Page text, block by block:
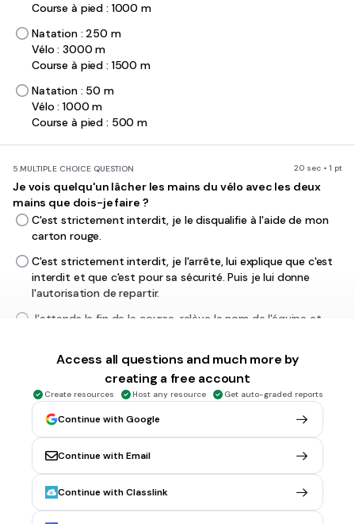
Course à pied : 1000 m
Natation : 250 m
Vélo : 3000 m
Course à pied : 1500 m
Natation : 50 m
Vélo : 1000 m
Course à pied : 500 m
5.MULTIPLE CHOICE QUESTION 20 sec • 1 pt
Je vois quelqu'un lâcher les mains du vélo avec les deux
mains que dois-je faire ?
C'est strictement interdit, je le disqualifie à l'aide de mon
carton rouge.
C'est strictement interdit, je l'arrête, lui explique que c'est
interdit et que c'est pour sa sécurité. Puis je lui donne
l'autorisation de repartir.
J'attends la fin de la course, relève le nom de l'équipe et
C'est autorisé, je ne fais rien mais je lui dis de pas trop le
faire pour sa sécurité.
MULTIPLE CHOICE QUESTION 20 sec • 1 pt
Un concurrent part avec son casque en course à pied, que
dois-je faire ?
Rien, il n'y a pas d'incidence sur la course.
Je lui dis de l'enlever de la tête et le garder en main.
Access all questions and much more by
creating a free account
Create resources Host any resource Get auto-graded reports
Continue with Google
Continue with Email
Continue with Classlink